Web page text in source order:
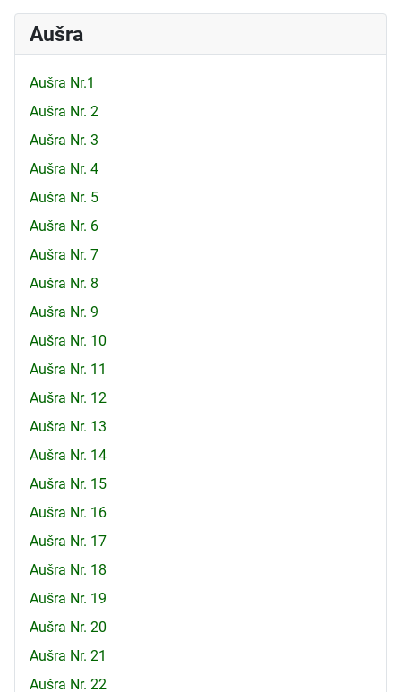
Aušra
Aušra Nr.1
Aušra Nr. 2
Aušra Nr. 3
Aušra Nr. 4
Aušra Nr. 5
Aušra Nr. 6
Aušra Nr. 7
Aušra Nr. 8
Aušra Nr. 9
Aušra Nr. 10
Aušra Nr. 11
Aušra Nr. 12
Aušra Nr. 13
Aušra Nr. 14
Aušra Nr. 15
Aušra Nr. 16
Aušra Nr. 17
Aušra Nr. 18
Aušra Nr. 19
Aušra Nr. 20
Aušra Nr. 21
Aušra Nr. 22